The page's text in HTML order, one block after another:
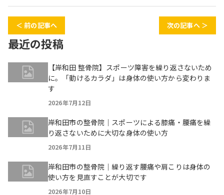
＜ 前の記事へ 次の記事へ ＞
最近の投稿
【岸和田 整骨院】スポーツ障害を繰り返さないため
に。「動けるカラダ」は身体の使い方から変わりま
す
2026年7月12日
岸和田市の整骨院｜スポーツによる膝痛・腰痛を繰
り返さないために大切な身体の使い方
2026年7月11日
岸和田市の整骨院｜繰り返す腰痛や肩こりは身体の
使い方を見直すことが大切です
2026年7月10日